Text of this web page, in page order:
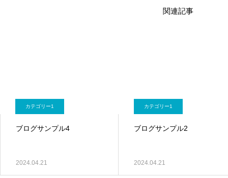
関連記事
カテゴリー1
ブログサンプル4
2024.04.21
カテゴリー1
ブログサンプル2
2024.04.21